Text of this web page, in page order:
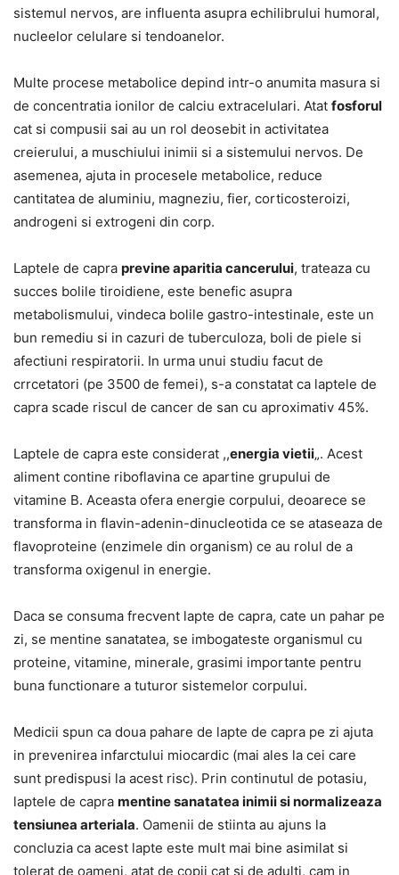
sistemul nervos, are influenta asupra echilibrului humoral,
nucleelor celulare si tendoanelor.
Multe procese metabolice depind intr-o anumita masura si
de concentratia ionilor de calciu extracelulari. Atat fosforul
cat si compusii sai au un rol deosebit in activitatea
creierului, a muschiului inimii si a sistemului nervos. De
asemenea, ajuta in procesele metabolice, reduce
cantitatea de aluminiu, magneziu, fier, corticosteroizi,
androgeni si extrogeni din corp.
Laptele de capra previne aparitia cancerului, trateaza cu
succes bolile tiroidiene, este benefic asupra
metabolismului, vindeca bolile gastro-intestinale, este un
bun remediu si in cazuri de tuberculoza, boli de piele si
afectiuni respiratorii. In urma unui studiu facut de
crrcetatori (pe 3500 de femei), s-a constatat ca laptele de
capra scade riscul de cancer de san cu aproximativ 45%.
Laptele de capra este considerat ,,energia vietii„. Acest
aliment contine riboflavina ce apartine grupului de
vitamine B. Aceasta ofera energie corpului, deoarece se
transforma in flavin-adenin-dinucleotida ce se ataseaza de
flavoproteine (enzimele din organism) ce au rolul de a
transforma oxigenul in energie.
Daca se consuma frecvent lapte de capra, cate un pahar pe
zi, se mentine sanatatea, se imbogateste organismul cu
proteine, vitamine, minerale, grasimi importante pentru
buna functionare a tuturor sistemelor corpului.
Medicii spun ca doua pahare de lapte de capra pe zi ajuta
in prevenirea infarctului miocardic (mai ales la cei care
sunt predispusi la acest risc). Prin continutul de potasiu,
laptele de capra mentine sanatatea inimii si normalizeaza
tensiunea arteriala. Oamenii de stiinta au ajuns la
concluzia ca acest lapte este mult mai bine asimilat si
tolerat de oameni, atat de copii cat si de adulti, cam in